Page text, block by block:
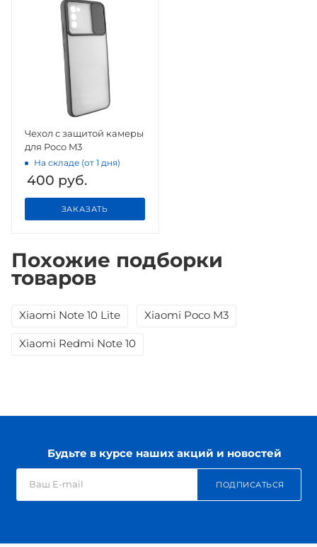
Чехол с защитой камеры
для Poco M3
На складе (от 1 дня)
400 руб.
ЗАКАЗАТЬ
Похожие подборки
товаров
Xiaomi Note 10 Lite Xiaomi Poco M3
Xiaomi Redmi Note 10
Будьте в курсе наших акций и новостей
ПОДПИСАТЬСЯ